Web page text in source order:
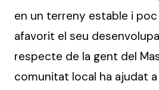
en un terreny estable i
afavorit el seu
respecte de la gent del
comunitat local ha ajudat